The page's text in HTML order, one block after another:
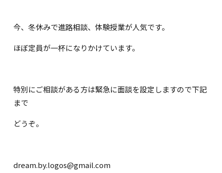
今、冬休みで進路相談、体験授業が人気です。
ほぼ定員が一杯になりかけています。
特別にご相談がある方は緊急に面談を設定しますので下記
まで
どうぞ。
dream.by.logos@gmail.com